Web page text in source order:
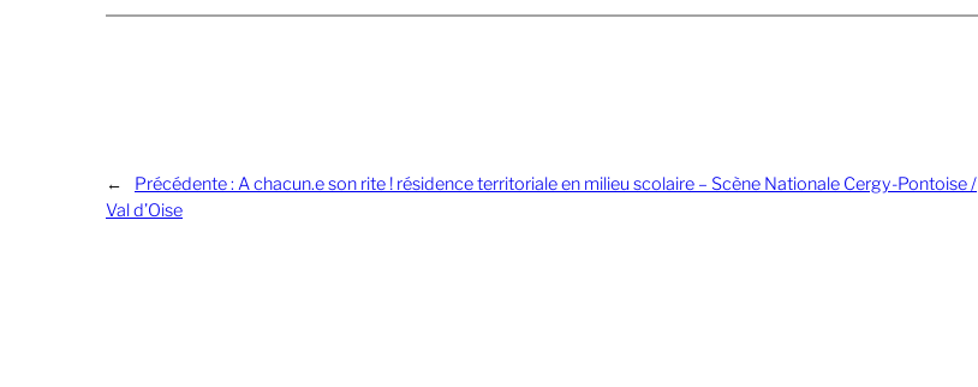
← Précédente : A chacun.e son rite ! résidence territoriale en milieu scolaire – Scène Nationale Cergy-Pontoise /
Val d’Oise